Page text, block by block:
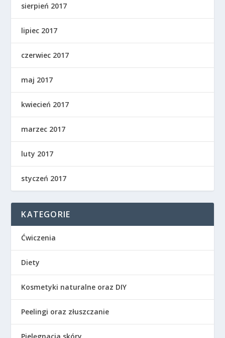
sierpień 2017
lipiec 2017
czerwiec 2017
maj 2017
kwiecień 2017
marzec 2017
luty 2017
styczeń 2017
KATEGORIE
Ćwiczenia
Diety
Kosmetyki naturalne oraz DIY
Peelingi oraz złuszczanie